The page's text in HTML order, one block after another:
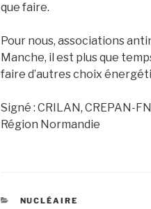
que faire.
Pour nous, associations
Manche, il est plus que
faire d’autres choix
Signé : CRILAN, CREPAN-
Région Normandie
CATÉGORIES
NUCLÉAIRE